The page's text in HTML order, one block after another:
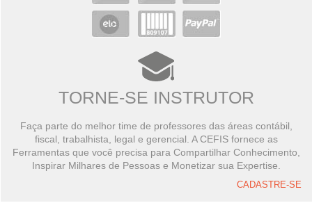
TORNE-SE INSTRUTOR
Faça parte do melhor time de professores das áreas contábil,
fiscal, trabalhista, legal e gerencial. A CEFIS fornece as
Ferramentas que você precisa para Compartilhar Conhecimento,
Inspirar Milhares de Pessoas e Monetizar sua Expertise.
CADASTRE-SE